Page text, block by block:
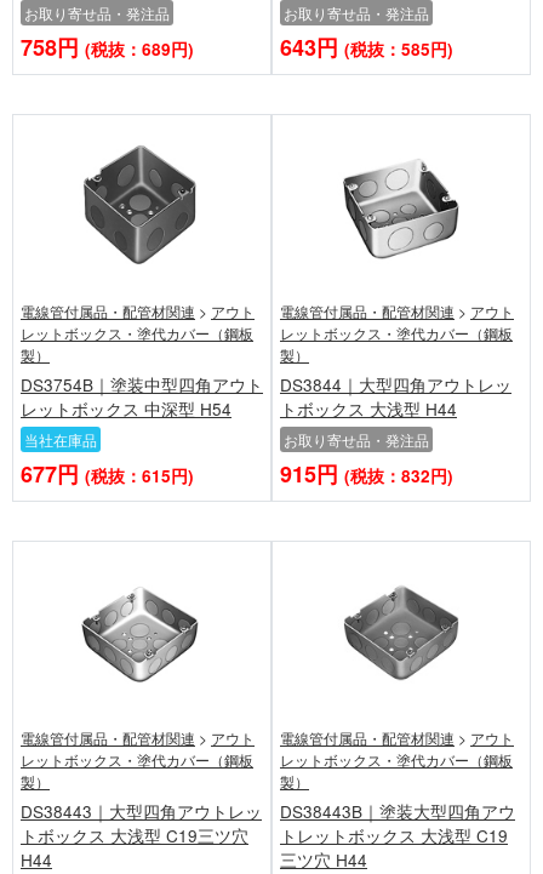
お取り寄せ品・発注品
758円 (税抜：689円)
お取り寄せ品・発注品
643円 (税抜：585円)
電線管付属品・配管材関連 > アウト
レットボックス・塗代カバー（鋼板
製）
DS3754B｜塗装中型四角アウト
レットボックス 中深型 H54
当社在庫品
677円 (税抜：615円)
電線管付属品・配管材関連 > アウト
レットボックス・塗代カバー（鋼板
製）
DS3844｜大型四角アウトレッ
トボックス 大浅型 H44
お取り寄せ品・発注品
915円 (税抜：832円)
電線管付属品・配管材関連 > アウト
レットボックス・塗代カバー（鋼板
製）
DS38443｜大型四角アウトレッ
トボックス 大浅型 C19三ツ穴
H44
電線管付属品・配管材関連 > アウト
レットボックス・塗代カバー（鋼板
製）
DS38443B｜塗装大型四角アウ
トレットボックス 大浅型 C19
三ツ穴 H44